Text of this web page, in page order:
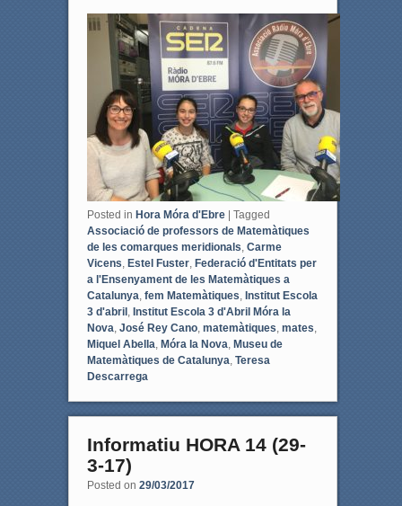
c
e
b
o
k
i
t
t
e
r
Posted in Hora Móra d'Ebre | Tagged
Associació de professors de Matemàtiques
de les comarques meridionals Carme
Vicens Estel Fuster, Federació d'Entitats per
a l'Ensenyament de les Matemàtiques a
Catalunya fem Matemàtiques Institut Escola
3 d'abril, Institut Escola 3 d'Abril Móra la
Nova José Rey Cano, matemàtiques mates
Miquel Abella Móra la Nova Museu de
Matemàtiques de Catalunya Teresa
Descarrega
Informatiu HORA 14 (29-
3-17)
Posted on 29/03/2017